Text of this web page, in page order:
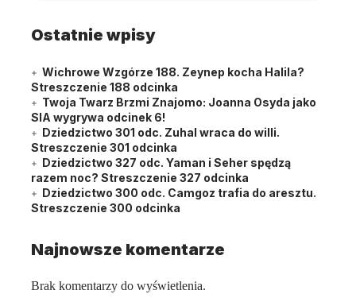
Ostatnie wpisy
Wichrowe Wzgórze 188. Zeynep kocha Halila?
Streszczenie 188 odcinka
Twoja Twarz Brzmi Znajomo: Joanna Osyda jako
SIA wygrywa odcinek 6!
Dziedzictwo 301 odc. Zuhal wraca do willi.
Streszczenie 301 odcinka
Dziedzictwo 327 odc. Yaman i Seher spędzą
razem noc? Streszczenie 327 odcinka
Dziedzictwo 300 odc. Camgoz trafia do aresztu.
Streszczenie 300 odcinka
Najnowsze komentarze
Brak komentarzy do wyświetlenia.